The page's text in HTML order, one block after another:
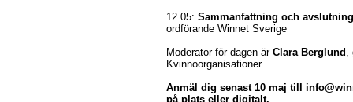
12.05: Sammanfattning och avslutning
ordförande Winnet Sverige
Moderator för dagen är Clara Berglund ,
Kvinnoorganisationer
Anmäl dig senast 10 maj till
på plats eller digitalt.